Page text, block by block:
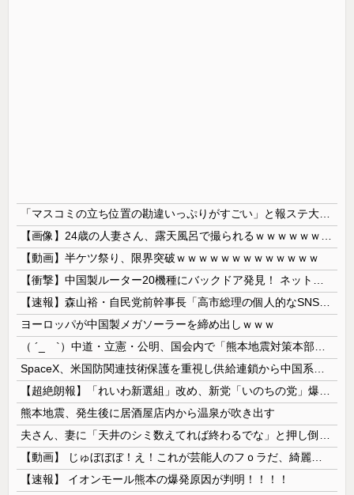
【動画】半ケツ祭り、限界突破ｗｗｗｗｗｗｗｗｗｗｗｗｗ
ヨーロッパが中国製メガソーラーを締め出しｗｗｗ
熊本地震、発生後に居酒屋店内から温泉が吹き出す
【速報】 イオンモール熊本の爆発原因が判明！！！！